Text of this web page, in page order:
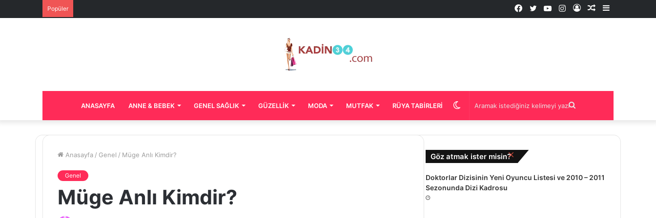
Popüler
Kenar
Rastgele
Kayıt
Instagram
YouTube
Twitter
Facebook
ANASAYFA ANNE & BEBEK GENEL SAĞLIK GÜZELLIK MODA MUTFAK RÜYA TABIRLERI Aramak
istediğiniz
görünümü
değiştir
Anasayfa / Genel / Müge Anlı Kimdir?
Genel
Müge Anlı Kimdir?
Göz atmak ister misin? Kapalı
Doktorlar Dizisinin Yeni Oyuncu Listesi ve 2010 – 2011
Sezonunda Dizi Kadrosu